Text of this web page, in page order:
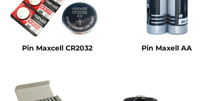
Pin Maxcell CR2032 Pin Maxell AA